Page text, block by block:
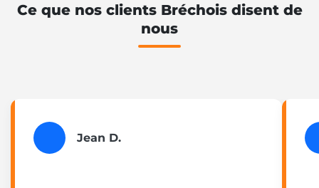
Ce que nos clients Bréchois disent de
nous
Jean D.